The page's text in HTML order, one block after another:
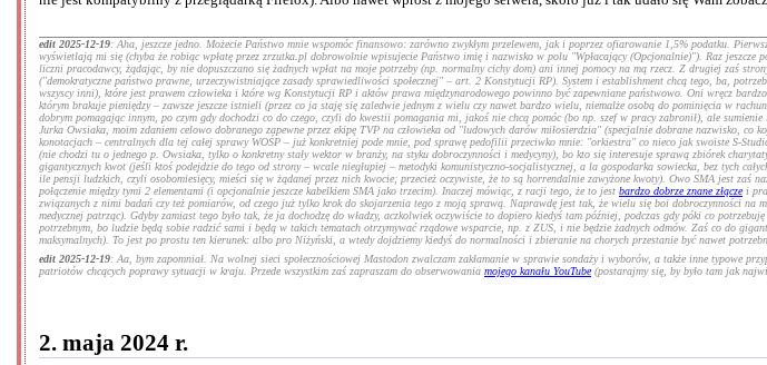
edit 2025-12-19: Aha, jeszcze jedno. Możecie Państwo mnie wspomóc finansowo: zarówno zwykłym przelewem, jak i poprzez ofiarowanie 1,5% podatku.
wyświetlają mi się (chyba że robiąc wpłatę przez zrzutka.pl dobrowolnie wpisujecie Państwo imię i nazwisko w polu "Wpłacający (Opcjonalnie)"). Raz
liczni pracodawcy, żądając, by nie dopuszczano się żadnych wpłat na moje potrzeby (np. normalny cichy dom) ani innej pomocy na mą rzecz. Z drugiej zaś
("demokratyczne państwo prawne, urzeczywistniające zasady sprawiedliwości społecznej" – art. 2 Konstytucji RP). System i establishment chcą tego, ba,
wszyscy inni), które jest prawem człowieka i które wg Konstytucji RP i aktów prawa międzynarodowego powinno być zapewniane państwowo. Oni wręcz
którym brakuje pieniędzy – zawsze jeszcze istnieli (przez co ja staję się zaledwie jednym z wielu czy nawet bardzo wielu, niemalże osobą do pominięcia w
dobrym pomagając innym, po czym gdy dochodzi co do czego, czyli do kwestii pomagania mi, jakoś nie chcą pomóc (bo np. szef w pracy zabronił), ale sumienie
Jurka Owsiaka, moim zdaniem celowo dobranego zapewne przez ekipę TVP na człowieka od "ludowych darów miłosierdzia" (specjalnie dobrane nazwisko,
konotacjach – centralnych dla tej całej sprawy WOŚP – już konkretniej pode mnie, pod sprawę pedofilii przeciwko mnie: "orkiestra" co nieco jak swoiste S-
(nie chodzi tu o jednego p. Owsiaka, tylko o konkretny stały wektor w branży, na styku dobroczynności i medycyny), bo kto się interesuje sprawą zbiórek
gigantycznych kwot (jeśli ktoś podejdzie do tego od strony – wcale niegłupiej – metodyki komunistyczno-socjalistycznej, a la gospodarka sowiecka, bez tych
ile pensji ludzkich, czyli osobomiesięcy, mieści się w żądanej przez nich kwocie; przecież oczywiste, że to są horrendalnie zawyżone kwoty). Owo SMA jest
połączenie między tymi 2 elementami (i opcjonalnie jeszcze kabelkiem SMA jako trzecim). Inaczej mówiąc, z racji tego, że to jest bardzo dobrze znane złączei
związanych z nimi badań czy też pomiarów, od czego już tylko krok do skojarzenia tego z moją sprawą. Naprawdę jest tak, że wielu się boi dobroczynności
medycznej patrząc). Gdyby zamiast tego było tak, że ja dochodzę do władzy, aczkolwiek oczywiście to dopiero kiedyś tam później, podczas gdy póki co
potrzebnym, bo ludzie będą sobie radzić sami i będą w takich tematach otrzymywać rządowe wsparcie, np. z ZUS, i nie będzie żadnych odmów. Zaś co do
maksymalnych). To jest po prostu ten kierunek: albo pro Niżyński, a wtedy dojdziemy kiedyś do normalności i zbieranie na chorych przestanie być nawet
edit 2025-12-19: Aa, bym zapomniał. Na wolnej sieci społecznościowej Mastodon zwalczam zakłamanie w sprawie sondaży i wyborów, a także inne typowe
patriotów chcących poprawy sytuacji w kraju. Przede wszystkim zaś zapraszam do obserwowania mojego kanału YouTube(postarajmy się, by było tam jak
2. maja 2024 r.